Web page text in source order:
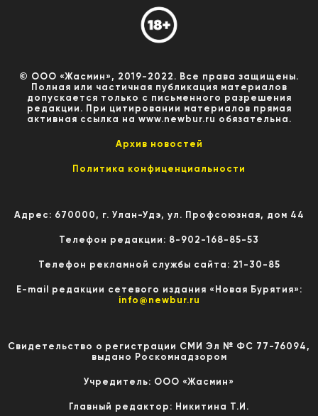
© ООО «Жасмин», 2019-2022. Все права защищены.
Полная или частичная публикация материалов
допускается только с письменного разрешения
редакции. При цитировании материалов прямая
активная ссылка на www.newbur.ru обязательна.
Архив новостей
Политика конфиценциальности
Адрес: 670000, г. Улан-Удэ, ул. Профсоюзная, дом 44
Телефон редакции: 8-902-168-85-53
Телефон рекламной службы сайта: 21-30-85
E-mail редакции сетевого издания «Новая Бурятия»:
info@newbur.ru
Свидетельство о регистрации СМИ Эл № ФС 77-76094,
выдано Роскомнадзором
Учредитель: ООО «Жасмин»
Главный редактор: Никитина Т.И.